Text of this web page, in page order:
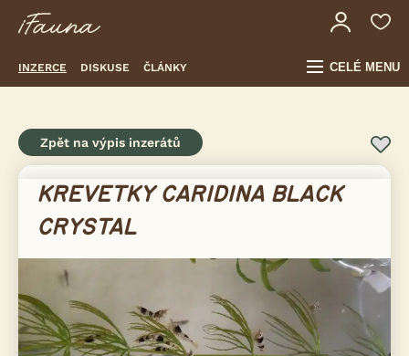
INZERCE DISKUSE ČLÁNKY CELÉ MENU
Zpět na výpis inzerátů
KREVETKY CARIDINA BLACK
CRYSTAL